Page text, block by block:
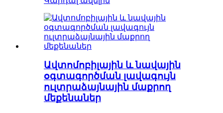
Ավտոմոբիլային և նավային
օգտագործման լավագույն
ուլտրաձայնային մաքրող
մեքենաներ